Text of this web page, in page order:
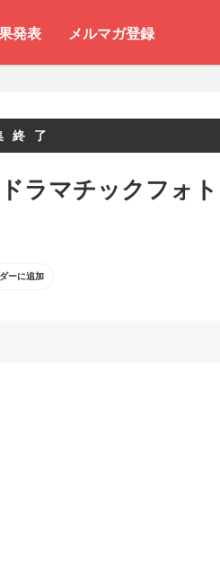
発表 メルマガ登録
終了
ラマチックフォト
ーに追加